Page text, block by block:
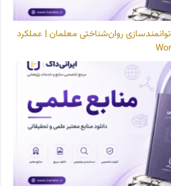
توانمندسازی روان‌شناختی معلمان | عملکرد